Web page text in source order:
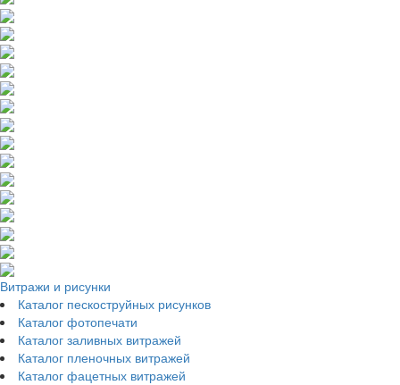
Витражи и рисунки
Каталог пескоструйных рисунков
Каталог фотопечати
Каталог заливных витражей
Каталог пленочных витражей
Каталог фацетных витражей